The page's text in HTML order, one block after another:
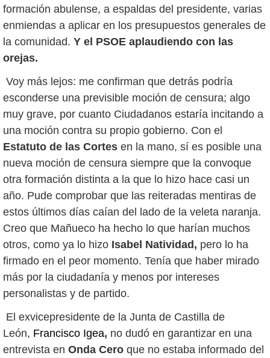
formación abulense, a espaldas del presidente, varias
enmiendas a aplicar en los presupuestos generales de
la comunidad. Y el PSOE aplaudiendo con las
orejas.
Voy más lejos: me confirman que detrás podría
esconderse una previsible moción de censura; algo
muy grave, por cuanto Ciudadanos estaría incitando a
una moción contra su propio gobierno. Con el
Estatuto de las Cortes en la mano, sí es posible una
nueva moción de censura siempre que la convoque
otra formación distinta a la que lo hizo hace casi un
año. Pude comprobar que las reiteradas mentiras de
estos últimos días caían del lado de la veleta naranja.
Creo que Mañueco ha hecho lo que harían muchos
otros, como ya lo hizo Isabel Natividad, pero lo ha
firmado en el peor momento. Tenía que haber mirado
más por la ciudadanía y menos por intereses
personalistas y de partido.
El exvicepresidente de la Junta de Castilla de
León, Francisco Igea, no dudó en garantizar en una
entrevista en Onda Cero que no estaba informado del